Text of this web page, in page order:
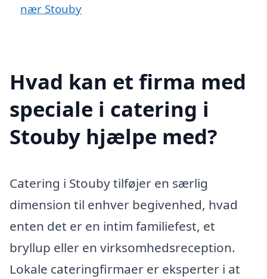
nær Stouby
Hvad kan et firma med
speciale i catering i
Stouby hjælpe med?
Catering i Stouby tilføjer en særlig
dimension til enhver begivenhed, hvad
enten det er en intim familiefest, et
bryllup eller en virksomhedsreception.
Lokale cateringfirmaer er eksperter i at